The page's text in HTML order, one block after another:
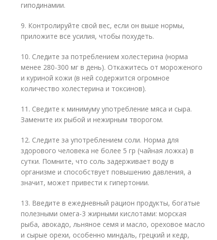
гиподинамии.
9. Контролируйте свой вес, если он выше нормы,
приложите все усилия, чтобы похудеть.
10. Следите за потреблением холестерина (норма
менее 280-300 мг в день). Откажитесь от мороженого
и куриной кожи (в ней содержится огромное
количество холестерина и токсинов).
11. Сведите к минимуму употребление мяса и сыра.
Замените их рыбой и нежирным творогом.
12. Следите за употреблением соли. Норма для
здорового человека не более 5 гр (чайная ложка) в
сутки. Помните, что соль задерживает воду в
организме и способствует повышению давления, а
значит, может привести к гипертонии.
13. Введите в ежедневный рацион продукты, богатые
полезными омега-3 жирными кислотами: морская
рыба, авокадо, льняное семя и масло, ореховое масло
и сырые орехи, особенно миндаль, грецкий и кедр,